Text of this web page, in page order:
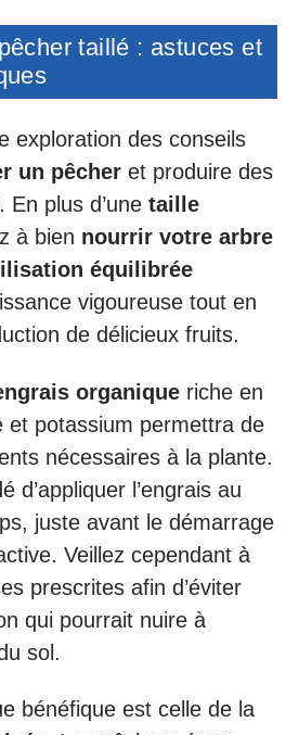
taillé : astuces et
exploration des conseils
un pêcher et produire des
. En plus d’une taille
à bien nourrir votre arbre
équilibrée
vigoureuse tout en
de délicieux fruits.
organique riche en
et potassium permettra de
nécessaires à la plante.
d’appliquer l’engrais au
juste avant le démarrage
Veillez cependant à
prescrites afin d’éviter
qui pourrait nuire à
sol.
bénéfique est celle de la